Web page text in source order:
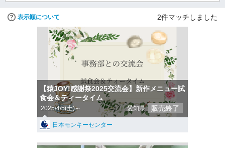
表示順について 2件マッチしました
【猿JOY!感謝祭2025交流会】新作メニュー試
食会＆ティータイム
2025/4/5(土)～ 愛知県 販売終了
日本モンキーセンター